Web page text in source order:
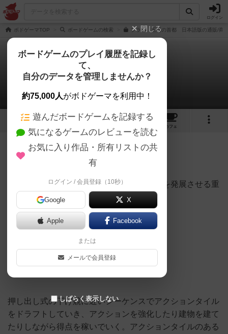
ログイン
ボドゲーマTOP ボードゲームの検索 プラハ 王国の首都 日本語版の通販/商
プラハ 王国の首都
葡萄酒さんのレビュー
6 5
カフェ
482名 2名 0 4年弱前
変則的なアクションドラフトでプラハの国を発展させる重
量級ゲーム
ワンプレイ２～３時間
押し出し式の下げ競に近いシーケンスでアクションタイル
をドラフトしていき、アクションを強化したり建物を建て
たりしながら得点を稼いでいく。アクションタイルのある
閉じる
ボードゲームのプレイ履歴を記録し
て、
自分のデータを管理しませんか？
約75,000人がボドゲーマを利用中！
遊んだボードゲームを記録する
気になるゲームのレビューを読む
お気に入り作品・所有リストの共
有
ログイン / 会員登録（10秒）
Google X
Apple Facebook
または
メールで会員登録
しばらく表示しない